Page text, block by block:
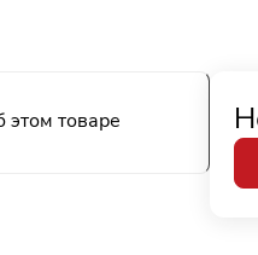
товаре